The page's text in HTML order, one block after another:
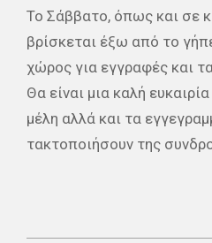
Το Σάββατο, όπως και σε
βρίσκεται έξω από το
χώρος για εγγραφές και
Θα είναι μια καλή
μέλη αλλά και τα
τακτοποιήσουν της